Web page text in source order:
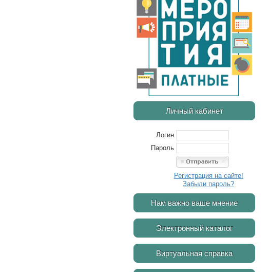
Личный кабинет
Логин
Пароль
Регистрация на сайте!
Забыли пароль?
Нам важно ваше мнение
Электронный каталог
Виртуальная справка